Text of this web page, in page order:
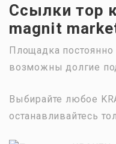
Ссылки тор
magnit
Площадка постоянно
возможны долгие
Выбирайте любое
останавливайтесь